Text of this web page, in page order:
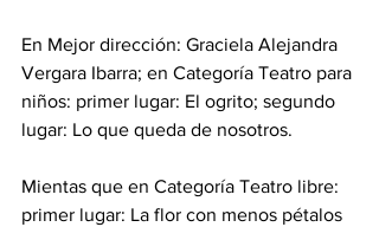
En Mejor dirección: Graciela Alejandra
Vergara Ibarra; en Categoría Teatro para
niños: primer lugar: El ogrito; segundo
lugar: Lo que queda de nosotros.
Mientas que en Categoría Teatro libre:
primer lugar: La flor con menos pétalos